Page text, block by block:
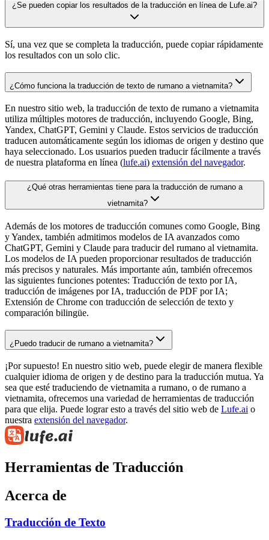
¿Se pueden copiar los resultados de la traducción en línea de Lufe.ai?
Sí, una vez que se completa la traducción, puede copiar rápidamente
los resultados con un solo clic.
¿Cómo funciona la traducción de texto de rumano a vietnamita?
En nuestro sitio web, la traducción de texto de rumano a vietnamita
utiliza múltiples motores de traducción, incluyendo Google, Bing,
Yandex, ChatGPT, Gemini y Claude. Estos servicios de traducción
traducen automáticamente según los idiomas de origen y destino que
haya seleccionado. Los usuarios pueden traducir fácilmente a través
de nuestra plataforma en línea (lufe.ai) extensión del navegador.
¿Qué otras herramientas tiene para la traducción de rumano a
vietnamita?
Además de los motores de traducción comunes como Google, Bing
y Yandex, también admitimos modelos de IA avanzados como
ChatGPT, Gemini y Claude para traducir del rumano al vietnamita.
Los modelos de IA pueden proporcionar resultados de traducción
más precisos y naturales. Más importante aún, también ofrecemos
las siguientes funciones potentes: Traducción de texto por IA,
traducción de imágenes por IA, traducción de PDF por IA;
Extensión de Chrome con traducción de selección de texto y
comparación bilingüe.
¿Puedo traducir de rumano a vietnamita?
¡Por supuesto! En nuestro sitio web, puede elegir de manera flexible
cualquier idioma de origen y de destino para la traducción mutua. Ya
sea que esté traduciendo de vietnamita a rumano, o de rumano a
vietnamita, ofrecemos una variedad de herramientas de traducción
para que elija. Puede lograr esto a través del sitio web de Lufe.ai o
nuestra extensión del navegador.
Herramientas de Traducción
Acerca de
Traducción de Texto